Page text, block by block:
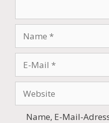
Mail
Name, E-Mail-